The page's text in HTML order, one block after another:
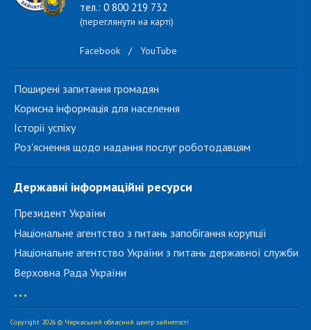
тел.: 0 800 219 732
(переглянути на карті)
Facebook / YouTube
Поширені запитання громадян
Корисна інформація для населення
Історії успіху
Роз'яснення щодо надання послуг роботодавцям
Державні інформаційні ресурси
Президент України
Національне агентство з питань запобігання корупції
Національне агентство України з питань державної служби
Верховна Рада України
...
Copyright 2026 © Черкаський обласний центр зайнятості